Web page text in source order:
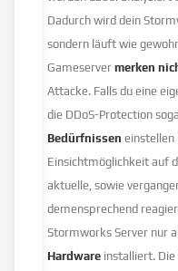
Dadurch wird dein
sondern läuft wie
Gameservermerken
Attacke. Falls du eine
die DDoS-Protection
Bedürfnisseneinstellen
Einsichtmöglichkeit auf
aktuelle, sowie
demensprechend
Stormworks Server nur
Hardware installiert.